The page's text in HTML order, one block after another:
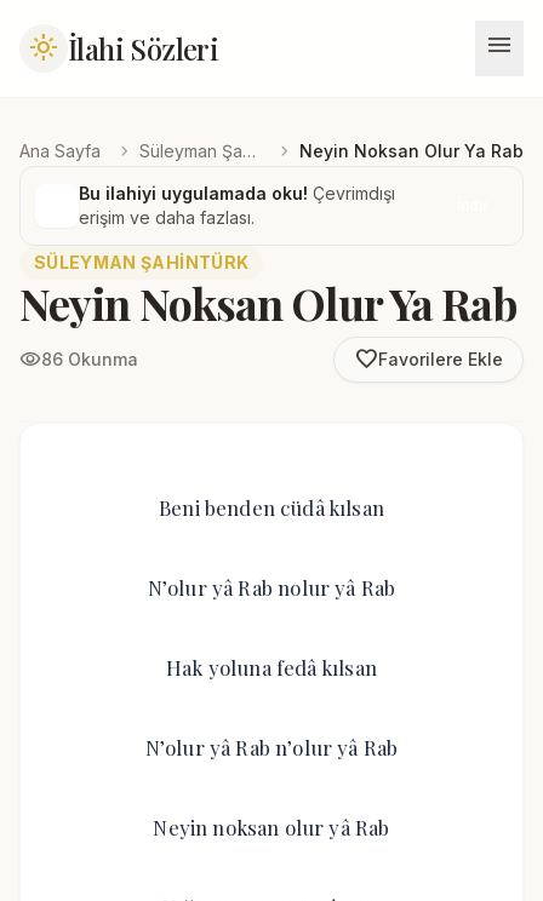
light_mode İlahi Sözleri menu
Ana Sayfa chevron_right Süleyman Şahintürk chevron_right Neyin Noksan Olur Ya Rab
Bu ilahiyi uygulamada oku! Çevrimdışı
erişim ve daha fazlası.
SÜLEYMAN ŞAHINTÜRK
Neyin Noksan Olur Ya Rab
visibility86 Okunma favorite_borderFavorilere Ekle
Beni benden cüdâ kılsan
N’olur yâ Rab nolur yâ Rab
Hak yoluna fedâ kılsan
N’olur yâ Rab n’olur yâ Rab
Neyin noksan olur yâ Rab